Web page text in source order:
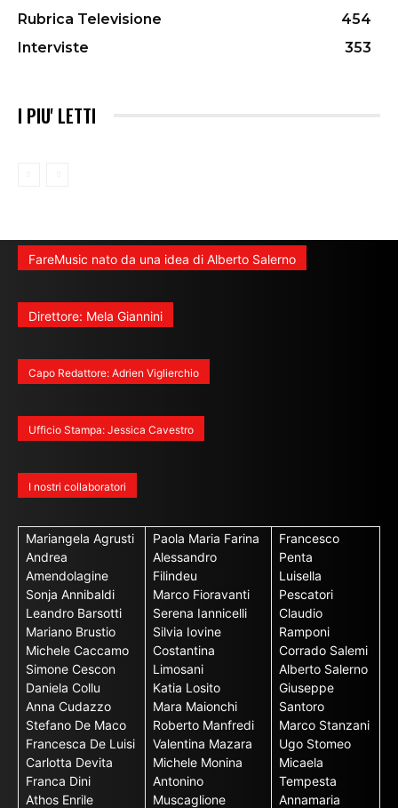
Rubrica Televisione
454
Interviste
353
I PIU' LETTI
FareMusic nato da una idea di Alberto Salerno
Direttore: Mela Giannini
Capo Redattore: Adrien Viglierchio
Ufficio Stampa: Jessica Cavestro
I nostri collaboratori
Mariangela Agrusti
Andrea
Amendolagine
Sonja Annibaldi
Leandro Barsotti
Mariano Brustio
Michele Caccamo
Simone Cescon
Daniela Collu
Anna Cudazzo
Stefano De Maco
Francesca De Luisi
Carlotta Devita
Franca Dini
Athos Enrile
Paola Maria Farina
Alessandro
Filindeu
Marco Fioravanti
Serena Iannicelli
Silvia Iovine
Costantina
Limosani
Katia Losito
Mara Maionchi
Roberto Manfredi
Valentina Mazara
Michele Monina
Antonino
Muscaglione
Francesco
Penta
Luisella
Pescatori
Claudio
Ramponi
Corrado Salemi
Alberto Salerno
Giuseppe
Santoro
Marco Stanzani
Ugo Stomeo
Micaela
Tempesta
Annamaria